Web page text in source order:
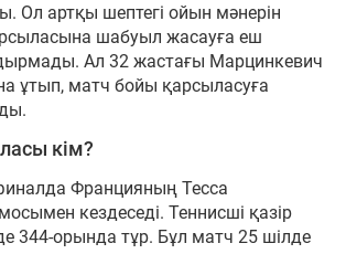
Ол артқы шептегі ойын мәнерін
шабуыл жасауға еш
Ал 32 жастағы Марцинкевич
ұтып, матч бойы қарсыласуға
кім?
Францияның Тесса
кездеседі. Теннисші қазір
344-орында тұр. Бұл матч 25 шілде